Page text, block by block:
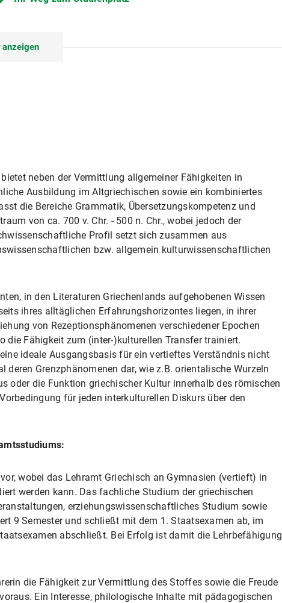
anzeigen
neben der Vermittlung allgemeiner Fähigkeiten in
Ausbildung im Altgriechischen sowie ein kombiniertes
die Bereiche Grammatik, Übersetzungskompetenz und
von ca. 700 v. Chr. - 500 n. Chr., wobei jedoch der
Profil setzt sich zusammen aus
bzw. allgemein kulturwissenschaftlichen
in den Literaturen Griechenlands aufgehobenen Wissen
ihres alltäglichen Erfahrungshorizontes liegen, in ihrer
von Rezeptionsphänomenen verschiedener Epochen
die Fähigkeit zum (inter-)kulturellen Transfer trainiert.
ideale Ausgangsbasis für ein vertieftes Verständnis nicht
Grenzphänomenen dar, wie z.B. orientalische Wurzeln
oder die Funktion griechischer Kultur innerhalb des römischen
für jeden interkulturellen Diskurs über den
wobei das Lehramt Griechisch an Gymnasien (vertieft) in
werden kann. Das fachliche Studium der griechischen
erziehungswissenschaftliches Studium sowie
9 Semester und schließt mit dem 1. Staatsexamen ab, im
abschließt. Bei Erfolg ist damit die Lehrbefähigung
die Fähigkeit zur Vermittlung des Stoffes sowie die Freude
Ein Interesse, philologische Inhalte mit pädagogischen